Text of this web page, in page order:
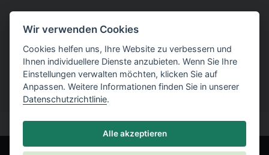
praktischen Erklärungen der
Programmverwendung herunter.
Wir verwenden Cookies
Cookies helfen uns, Ihre Website zu verbessern und
Ihnen individuellere Dienste anzubieten. Wenn Sie Ihre
Einstellungen verwalten möchten, klicken Sie auf
Anpassen. Weitere Informationen finden Sie in unserer
Datenschutzrichtlinie.
Alle akzeptieren